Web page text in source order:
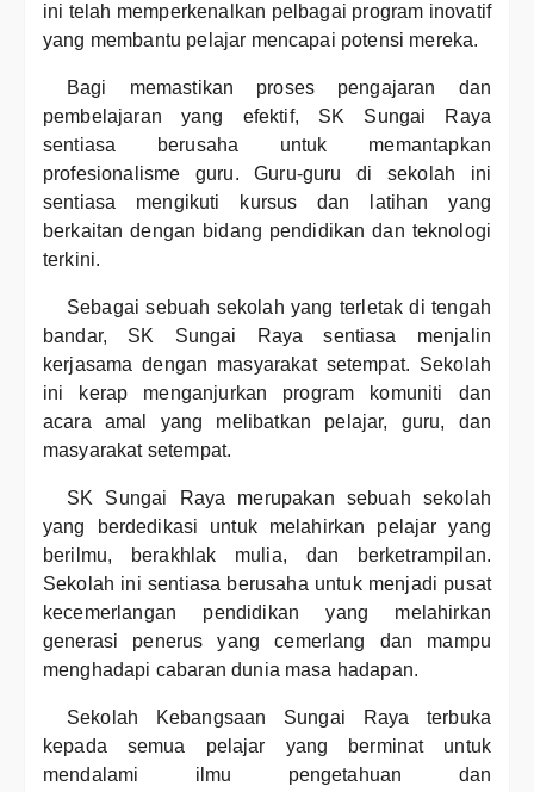
ini telah memperkenalkan pelbagai program inovatif
yang membantu pelajar mencapai potensi mereka.
Bagi memastikan proses pengajaran dan
pembelajaran yang efektif, SK Sungai Raya
sentiasa berusaha untuk memantapkan
profesionalisme guru. Guru-guru di sekolah ini
sentiasa mengikuti kursus dan latihan yang
berkaitan dengan bidang pendidikan dan teknologi
terkini.
Sebagai sebuah sekolah yang terletak di tengah
bandar, SK Sungai Raya sentiasa menjalin
kerjasama dengan masyarakat setempat. Sekolah
ini kerap menganjurkan program komuniti dan
acara amal yang melibatkan pelajar, guru, dan
masyarakat setempat.
SK Sungai Raya merupakan sebuah sekolah
yang berdedikasi untuk melahirkan pelajar yang
berilmu, berakhlak mulia, dan berketrampilan.
Sekolah ini sentiasa berusaha untuk menjadi pusat
kecemerlangan pendidikan yang melahirkan
generasi penerus yang cemerlang dan mampu
menghadapi cabaran dunia masa hadapan.
Sekolah Kebangsaan Sungai Raya terbuka
kepada semua pelajar yang berminat untuk
mendalami ilmu pengetahuan dan